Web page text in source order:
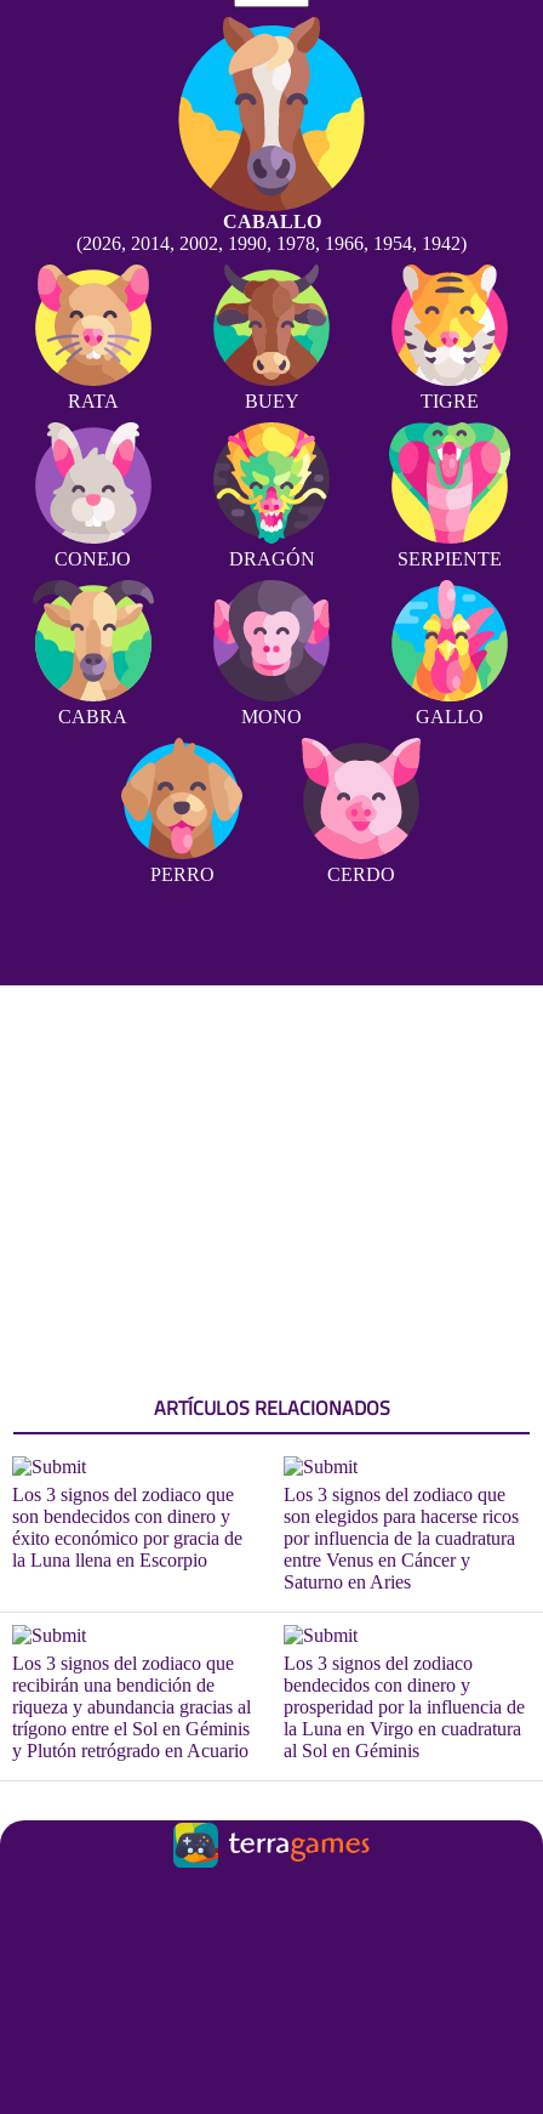
CABALLO
(2026, 2014, 2002, 1990, 1978, 1966, 1954, 1942)
RATA BUEY TIGRE
CONEJO DRAGÓN SERPIENTE
CABRA MONO GALLO
PERRO CERDO
ARTÍCULOS RELACIONADOS
Los 3 signos del zodiaco que
son bendecidos con dinero y
éxito económico por gracia de
la Luna llena en Escorpio
Los 3 signos del zodiaco que
son elegidos para hacerse ricos
por influencia de la cuadratura
entre Venus en Cáncer y
Saturno en Aries
Los 3 signos del zodiaco que
recibirán una bendición de
riqueza y abundancia gracias al
trígono entre el Sol en Géminis
y Plutón retrógrado en Acuario
Los 3 signos del zodiaco
bendecidos con dinero y
prosperidad por la influencia de
la Luna en Virgo en cuadratura
al Sol en Géminis